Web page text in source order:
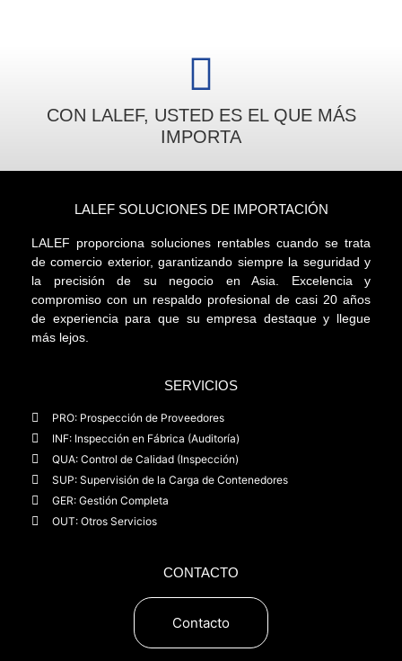
CON LALEF, USTED ES EL QUE MÁS
IMPORTA
LALEF SOLUCIONES DE IMPORTACIÓN
LALEF proporciona soluciones rentables cuando se trata
de comercio exterior, garantizando siempre la seguridad y
la precisión de su negocio en Asia. Excelencia y
compromiso con un respaldo profesional de casi 20 años
de experiencia para que su empresa destaque y llegue
más lejos.
SERVICIOS
PRO: Prospección de Proveedores
INF: Inspección en Fábrica (Auditoría)
QUA: Control de Calidad (Inspección)
SUP: Supervisión de la Carga de Contenedores
GER: Gestión Completa
OUT: Otros Servicios
CONTACTO
Contacto